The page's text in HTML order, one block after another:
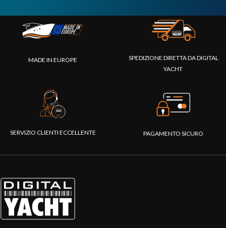
MADE IN EUROPE
SPEDIZIONE DIRETTA DA DIGITAL
YACHT
SERVIZIO CLIENTI ECCELLENTE PAGAMENTO SICURO